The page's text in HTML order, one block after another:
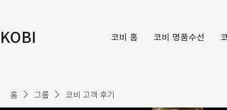
KOBI 코비 홈 코비 명품수선
홈 그룹 코비 고객 후기